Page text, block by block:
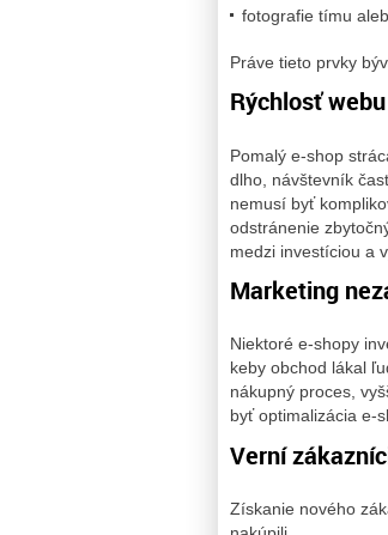
fotografie tímu
Práve tieto prvky
Rýchlosť
Pomalý e-shop
dlho, návštevník
nemusí byť
odstránenie
medzi investíciou a
Marketing
Niektoré e-shopy
keby obchod lákal
nákupný proces,
byť optimalizácia e-
Verní
Získanie nového